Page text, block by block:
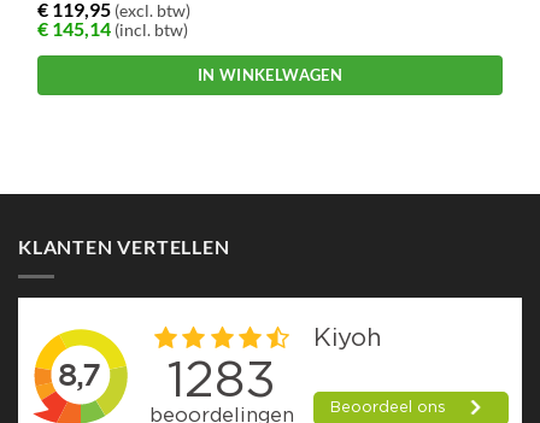
€ 119,95 (excl. btw)
€ 145,14 (incl. btw)
IN WINKELWAGEN
KLANTEN VERTELLEN